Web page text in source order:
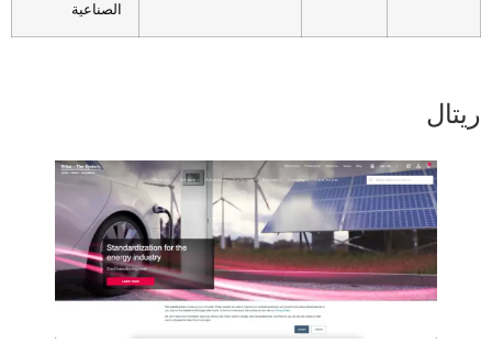
الصناعية